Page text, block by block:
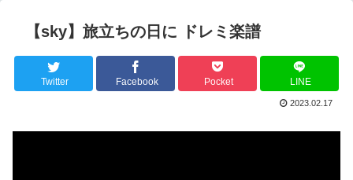
【sky】旅立ちの日に ドレミ楽譜
Twitter Facebook Pocket LINE
2023.02.17